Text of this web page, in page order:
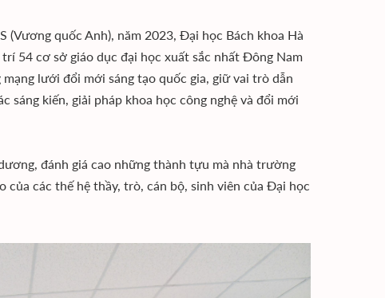
(Vương quốc Anh), năm 2023, Ðại học Bách khoa Hà
54 cơ sở giáo dục đại học xuất sắc nhất Ðông Nam
lưới đổi mới sáng tạo quốc gia, giữ vai trò dẫn
kiến, giải pháp khoa học công nghệ và đổi mới
đánh giá cao những thành tựu mà nhà trường
các thế hệ thầy, trò, cán bộ, sinh viên của Ðại học